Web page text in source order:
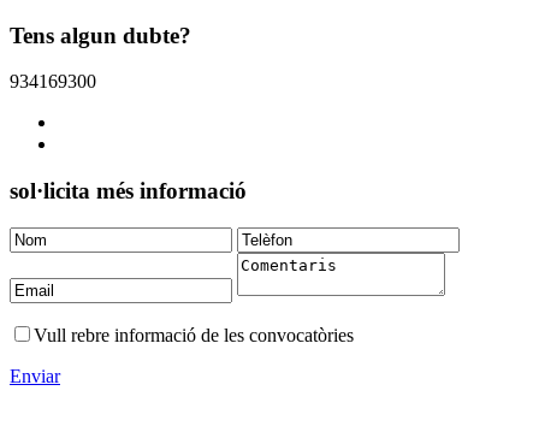
Tens algun dubte?
934169300
sol·licita més informació
Vull rebre informació de les convocatòries
Enviar